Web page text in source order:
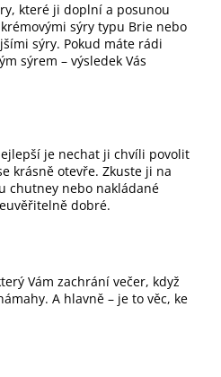
které ji doplní a posunou
sýry typu Brie nebo
sýry. Pokud máte rádi
sýrem – výsledek Vás
je nechat ji chvíli povolit
krásně otevře. Zkuste ji na
chutney nebo nakládané
dobré.
Vám zachrání večer, když
A hlavně – je to věc, ke